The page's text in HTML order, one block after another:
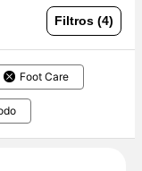
Filtros (4)
Foot Care